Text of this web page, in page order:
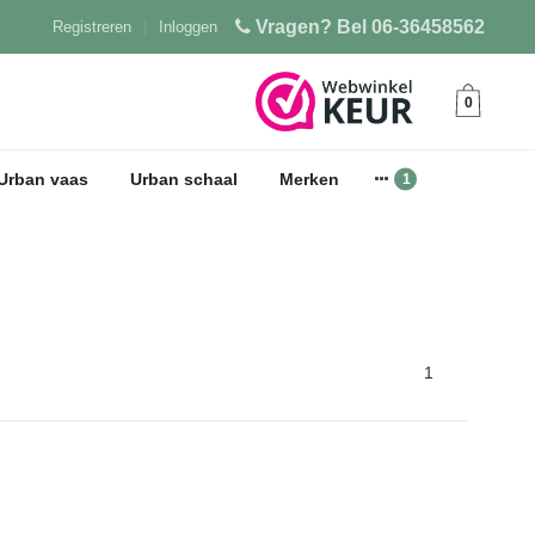
Vragen? Bel 06-36458562
Inloggen
Registreren
0
vaas Urban schaal Merken
1